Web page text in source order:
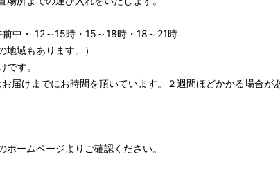
前中・ 12～15時・15～18時・18～21時
域もあります。）
す。
届けまでにお時間を頂いています。２週間ほどかかる場合が
ホームページよりご確認ください。